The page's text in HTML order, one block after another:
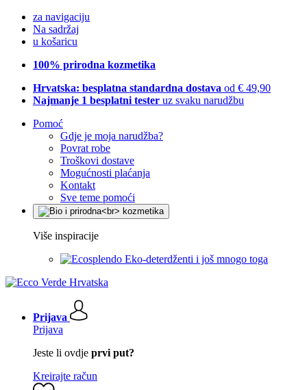
za navigaciju
Na sadržaj
u košaricu
100% prirodna kozmetika
Hrvatska: besplatna standardna dostava od € 49,90
Najmanje 1 besplatni tester uz svaku narudžbu
Pomoć
Gdje je moja narudžba?
Povrat robe
Troškovi dostave
Mogućnosti plaćanja
Kontakt
Sve teme pomoći
Više inspiracije
Eko-deterdženti i još mnogo toga
Prijava
Prijava
Jeste li ovdje prvi put?
Kreirajte račun